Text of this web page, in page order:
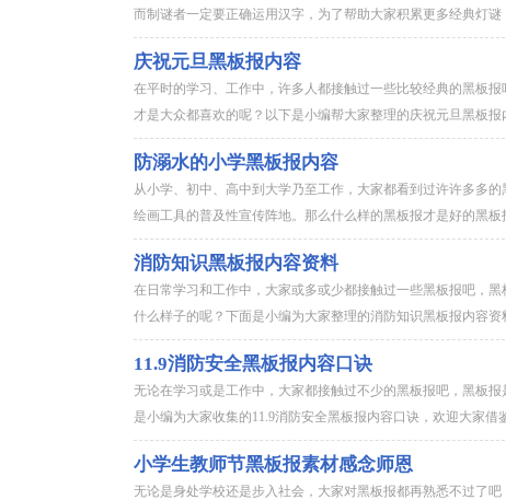
而制谜者一定要正确运用汉字，为了帮助大家积累更多经典灯谜
庆祝元旦黑板报内容
在平时的学习、工作中，许多人都接触过一些比较经典的黑板
才是大众都喜欢的呢？以下是小编帮大家整理的庆祝元旦黑板报
防溺水的小学黑板报内容
从小学、初中、高中到大学乃至工作，大家都看到过许许多多
绘画工具的普及性宣传阵地。那么什么样的黑板报才是好的黑板
消防知识黑板报内容资料
在日常学习和工作中，大家或多或少都接触过一些黑板报吧，
什么样子的呢？下面是小编为大家整理的消防知识黑板报内容资
11.9消防安全黑板报内容口诀
无论在学习或是工作中，大家都接触过不少的黑板报吧，黑板
是小编为大家收集的11.9消防安全黑板报内容口诀，欢迎大家借
小学生教师节黑板报素材感念师恩
无论是身处学校还是步入社会，大家对黑板报都再熟悉不过了